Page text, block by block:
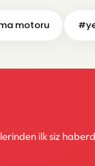
motoru
ilk siz